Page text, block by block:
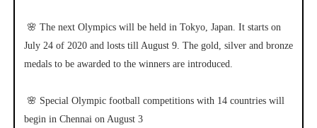
🌸 The next Olympics will be held in Tokyo, Japan. It starts on
July 24 of 2020 and losts till August 9. The gold, silver and bronze
medals to be awarded to the winners are introduced.
🌸 Special Olympic football competitions with 14 countries will
begin in Chennai on August 3